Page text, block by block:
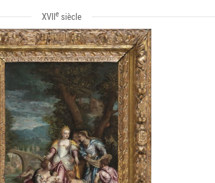
XVIIe siècle